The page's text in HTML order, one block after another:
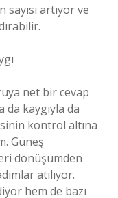
artıyor ve
net bir cevap
kaygıyla da
kontrol altına
Güneş
dönüşümden
atılıyor.
hem de bazı